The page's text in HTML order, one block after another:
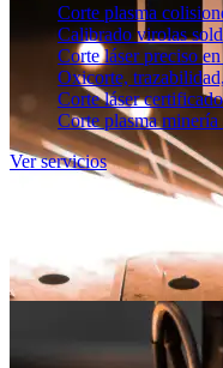
Corte plasma
Calibrado virolas
Corte láser preciso
Oxicorte,
Corte láser
Corte plasma minería
Ver servicios